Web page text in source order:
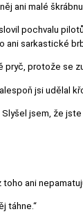
ani malé
pochvalu
ani sarkastické
protože se
jsi udělal
jsem, že
ani
táhne.“